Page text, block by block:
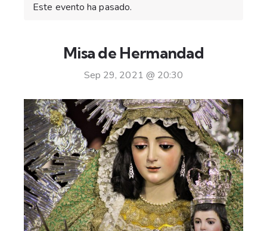
Este evento ha pasado.
Misa de Hermandad
Sep 29, 2021 @ 20:30